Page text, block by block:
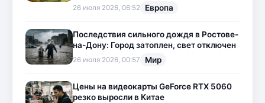
26 июля 2026, 06:52 Европа
Последствия сильного дождя в Ростове-
на-Дону: Город затоплен, свет отключен
26 июля 2026, 00:57 Мир
Цены на видеокарты GeForce RTX 5060
резко выросли в Китае